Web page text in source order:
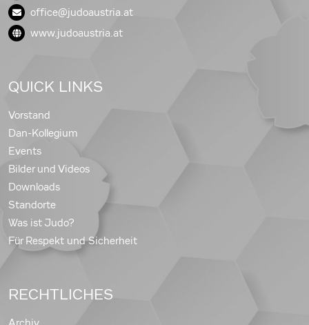
office@judoaustria.at
www.judoaustria.at
QUICK LINKS
Vorstand
Dan-Kollegium
Events
Bilder und Videos
Downloads
Standorte
Was ist Judo?
Für Respekt und Sicherheit
RECHTLICHES